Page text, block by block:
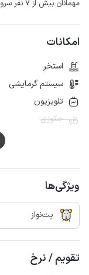
مهمانان بیش از ۷ نفر سرویس خواب به همراه داشته باشند.
امکانات
استخر
سیستم گرمایشی
تلویزیون
جکوزی
ویژگی‌ها
پت‌نواز
تقویم / نرخ